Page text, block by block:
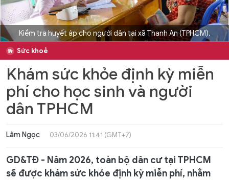
Kiểm tra huyết áp cho người dân tại xã Thạnh An (TPHCM).
Sức khoẻ
Khám sức khỏe định kỳ miễn
phí cho học sinh và người
dân TPHCM
Lâm Ngọc 03/06/2026 11:41 (GMT+7)
GD&TĐ - Năm 2026, toàn bộ dân cư tại TPHCM
sẽ được khám sức khỏe định kỳ miễn phí, nhằm